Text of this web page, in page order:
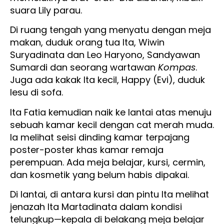
suara Lily parau.
Di ruang tengah yang menyatu dengan meja
makan, duduk orang tua Ita, Wiwin
Suryadinata dan Leo Haryono, Sandyawan
Sumardi dan seorang wartawan Kompas.
Juga ada kakak Ita kecil, Happy (Evi), duduk
lesu di sofa.
Ita Fatia kemudian naik ke lantai atas menuju
sebuah kamar kecil dengan cat merah muda.
Ia melihat seisi dinding kamar terpajang
poster-poster khas kamar remaja
perempuan. Ada meja belajar, kursi, cermin,
dan kosmetik yang belum habis dipakai.
Di lantai, di antara kursi dan pintu Ita melihat
jenazah Ita Martadinata dalam kondisi
telungkup—kepala di belakang meja belajar